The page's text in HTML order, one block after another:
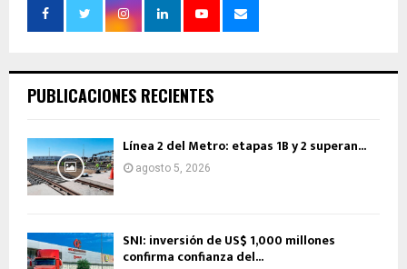
PUBLICACIONES RECIENTES
Línea 2 del Metro: etapas 1B y 2 superan...
agosto 5, 2026
SNI: inversión de US$ 1,000 millones
confirma confianza del...